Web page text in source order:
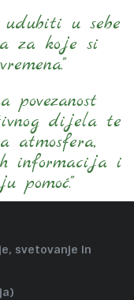
u sebe
za koje si
povezanost
dijela te
atmosfera,
informacija i
pomoć."
svetovanje in